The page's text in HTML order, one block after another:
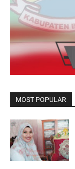
MOST POPULAR